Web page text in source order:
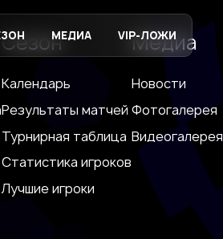
МЕДИА VIP-ЛОЖИ
Сезон
Календарь
Результаты матчей
Турнирная таблица
Статистика игроков
Лучшие игроки
Медиа
Новости
Фотогалерея
Видеогалерея